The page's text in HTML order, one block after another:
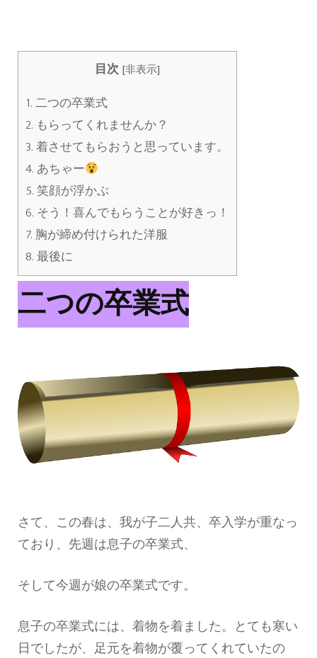
目次 [非表示]
1.二つの卒業式
2. もらってくれませんか？
3.着させてもらおうと思っています。
4. あちゃー
5. 笑顔が浮かぶ
6. そう！喜んでもらうことが好きっ！
7.胸が締め付けられた洋服
8.最後に
二つの卒業式
さて、この春は、我が子二人共、卒入学が重なっ
ており、先週は息子の卒業式、
そして今週が娘の卒業式です。
息子の卒業式には、着物を着ました。とても寒い
日でしたが、足元を着物が覆ってくれていたの